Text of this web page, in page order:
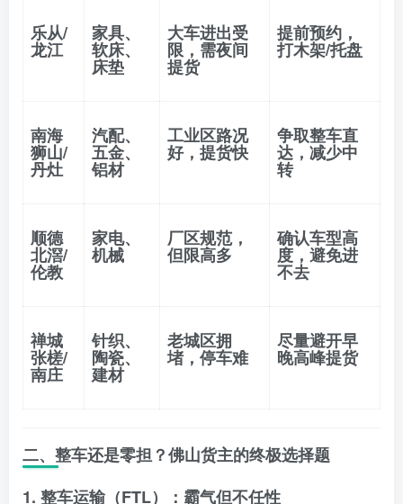
乐从/
龙江
家具、
软床、
床垫
大车进出受
限，需夜间
提货
提前预约，
打木架/托盘
南海
狮山/
丹灶
汽配、
五金、
铝材
工业区路况
好，提货快
争取整车直
达，减少中
转
顺德
北滘/
伦教
家电、
机械
厂区规范，
但限高多
确认车型高
度，避免进
不去
禅城
张槎/
南庄
针织、
陶瓷、
建材
老城区拥
堵，停车难
尽量避开早
晚高峰提货
二、整车还是零担？佛山货主的终极选择题
1. 整车运输（FTL）：霸气但不任性